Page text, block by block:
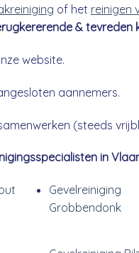
of het reinigen
& tevreden
website.
aannemers.
(steeds
in
Gevelreiniging
Grobbendonk